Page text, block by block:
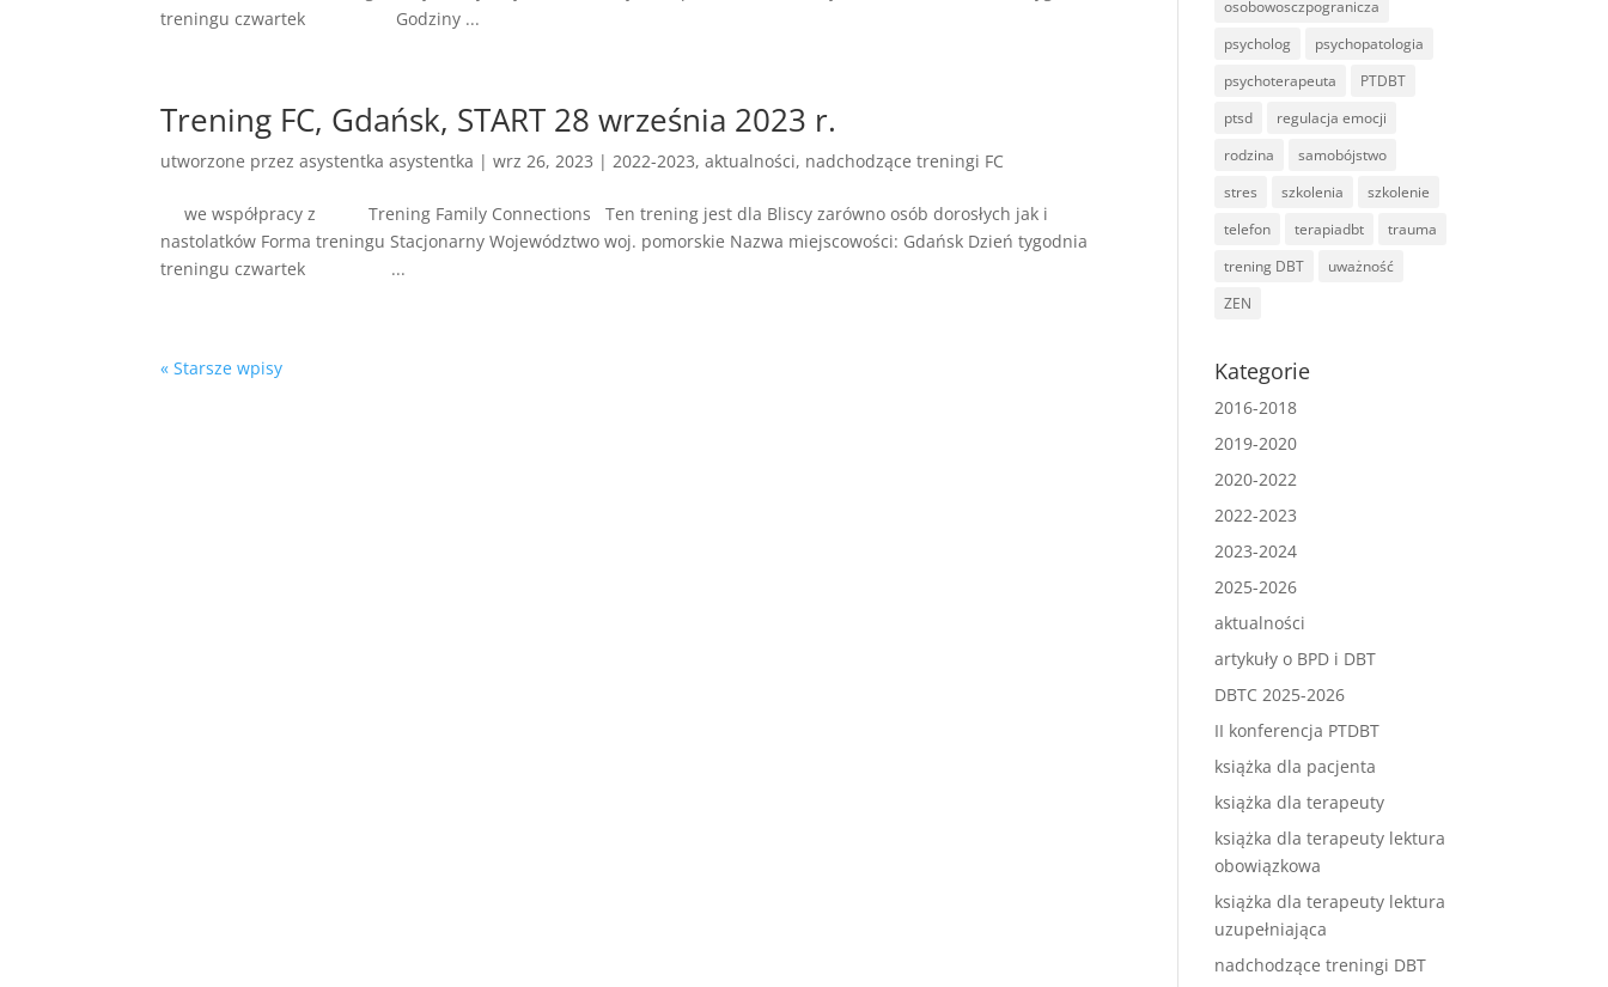
treningu czwartek Godziny ...
Trening FC, Gdańsk, START 28 września 2023 r.
utworzone przezasystentka asystentka |wrz 26, 2023 |2022-2023,aktualności, nadchodzące treningi FC
we współpracy z Trening Family Connections ​ Ten trening jest dla Bliscy zarówno osób dorosłych jak i
nastolatków Forma treningu Stacjonarny Województwo woj. pomorskie Nazwa miejscowości: Gdańsk Dzień tygodnia
treningu czwartek ...
« Starsze wpisy
osobowosczpogranicza
psycholog
psychopatologia
psychoterapeuta
PTDBT
ptsd
regulacja emocji
rodzina
samobójstwo
stres
szkolenia
szkolenie
telefon
terapiadbt
trauma
trening DBT
uważność
ZEN
Kategorie
2016-2018
2019-2020
2020-2022
2022-2023
2023-2024
2025-2026
aktualności
artykuły o BPD i DBT
DBTC 2025-2026
II konferencja PTDBT
książka dla pacjenta
książka dla terapeuty
książka dla terapeuty lektura
obowiązkowa
książka dla terapeuty lektura
uzupełniająca
nadchodzące treningi DBT